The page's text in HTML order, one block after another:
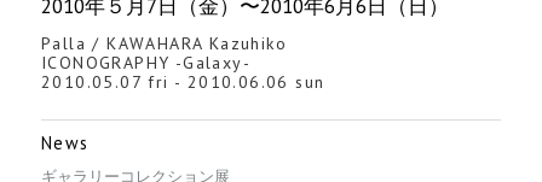
2010年５月7日（金）〜2010年6月6日（日）
Palla / KAWAHARA Kazuhiko
ICONOGRAPHY -Galaxy-
2010.05.07 fri - 2010.06.06 sun
News
ギャラリーコレクション展